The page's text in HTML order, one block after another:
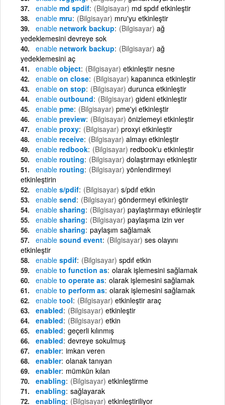
enable md spdif (Bilgisayar) md spdıf etkinleştir
enable mru (Bilgisayar) mru'yu etkinleştir
enable network backup (Bilgisayar) ağ
yedeklemesini devreye sok
enable network backup (Bilgisayar) ağ
yedeklemesini aç
enable object (Bilgisayar) etkinleştir nesne
enable on close (Bilgisayar) kapanınca etkinleştir
enable on stop (Bilgisayar) durunca etkinleştir
enable outbound (Bilgisayar) gideni etkinleştir
enable pme (Bilgisayar) pme'yi etkinleştir
enable preview (Bilgisayar) önizlemeyi etkinleştir
enable proxy (Bilgisayar) proxyi etkinleştir
enable receive (Bilgisayar) almayı etkinleştir
enable redbook (Bilgisayar) redbook'u etkinleştir
enable routing (Bilgisayar) dolaştırmayı etkinleştir
enable routing (Bilgisayar) yönlendirmeyi
etkinleştirin
enable s/pdif (Bilgisayar) s/pdıf etkin
enable send (Bilgisayar) göndermeyi etkinleştir
enable sharing (Bilgisayar) paylaştırmayı etkinleştir
enable sharing (Bilgisayar) paylaşıma izin ver
enable sharing paylaşım sağlamak
enable sound event (Bilgisayar) ses olayını
etkinleştir
enable spdif (Bilgisayar) spdıf etkin
enable to function as olarak işlemesini sağlamak
enable to operate as olarak işlemesini sağlamak
enable to perform as olarak işlemesini sağlamak
enable tool (Bilgisayar) etkinleştir araç
enabled (Bilgisayar) etkinleştir
enabled (Bilgisayar) etkin
enabled geçerli kılınmış
enabled devreye sokulmuş
enabler imkan veren
enabler olanak tanıyan
enabler mümkün kılan
enabling (Bilgisayar) etkinleştirme
enabling sağlayarak
enabling (Bilgisayar) etkinleştiriliyor